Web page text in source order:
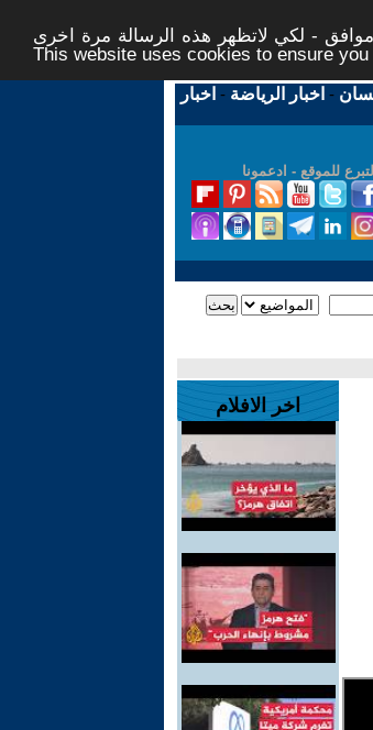
- لكي لاتظهر هذه الرسالة مرة اخرى -
This website uses cookies to ensure
- اخبار الرياضة - اخبار
التبرع للموقع - ادعمونا
اخر الافلام